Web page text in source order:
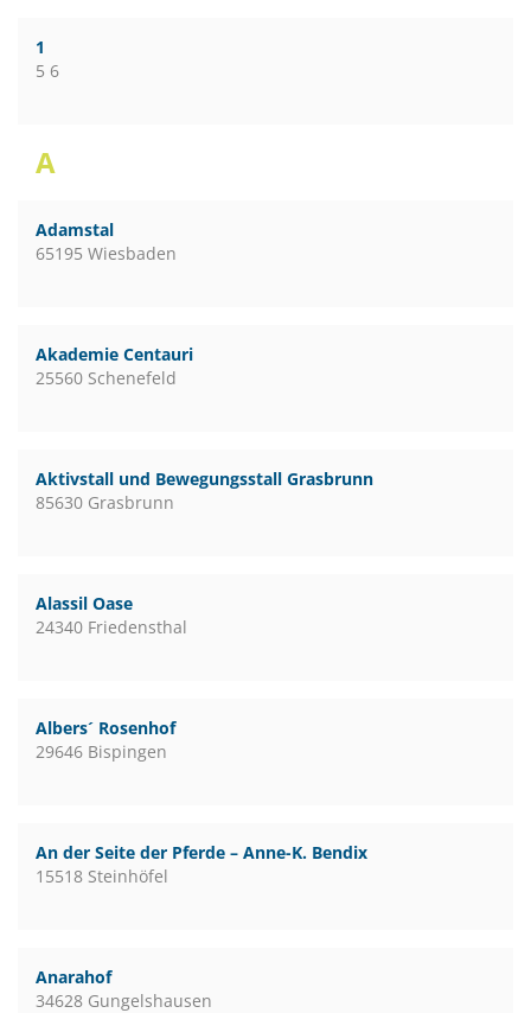
1
5 6
A
Adamstal
65195 Wiesbaden
Akademie Centauri
25560 Schenefeld
Aktivstall und Bewegungsstall Grasbrunn
85630 Grasbrunn
Alassil Oase
24340 Friedensthal
Albers´ Rosenhof
29646 Bispingen
An der Seite der Pferde – Anne-K. Bendix
15518 Steinhöfel
Anarahof
34628 Gungelshausen